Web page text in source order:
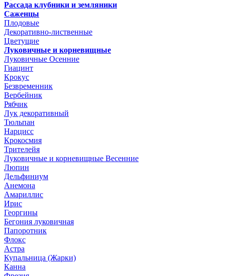
Рассада клубники и земляники
Саженцы
Плодовые
Декоративно-лиственные
Цветущие
Луковичные и корневищные
Луковичные Осенние
Гиацинт
Крокус
Безвременник
Вербейник
Рябчик
Лук декоративный
Тюльпан
Нарцисс
Крокосмия
Трителейя
Луковичные и корневищные Весенние
Люпин
Дельфиниум
Анемона
Амариллис
Ирис
Георгины
Бегония луковичная
Папоротник
Флокс
Астра
Купальница (Жарки)
Канна